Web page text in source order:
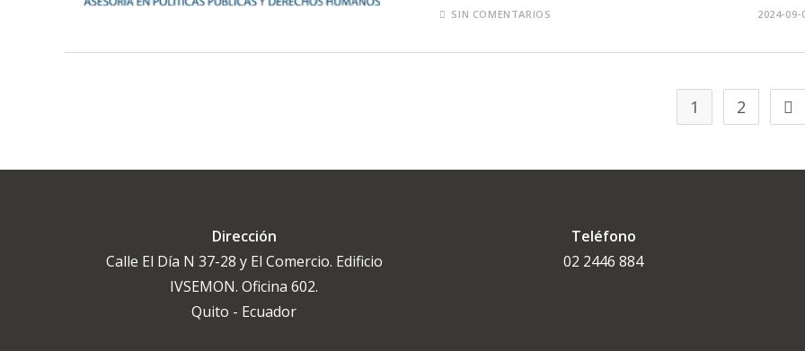
SIN COMENTARIOS 2024-09-
1 2
Dirección
Calle El Día N 37-28 y El Comercio. Edificio
IVSEMON. Oficina 602.
Quito - Ecuador
Teléfono
02 2446 884